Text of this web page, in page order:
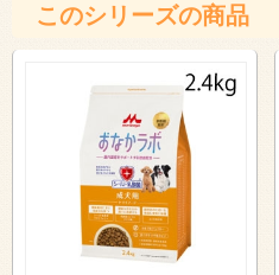
このシリーズの商品